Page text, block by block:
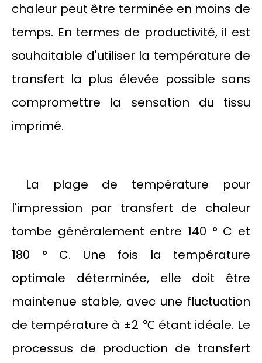
chaleur peut être terminée en moins de
temps. En termes de productivité, il est
souhaitable d'utiliser la température de
transfert la plus élevée possible sans
compromettre la sensation du tissu
imprimé.
La plage de température pour
l'impression par transfert de chaleur
tombe généralement entre 140 ° C et
180 ° C. Une fois la température
optimale déterminée, elle doit être
maintenue stable, avec une fluctuation
de température à ±2 ℃ étant idéale. Le
processus de production de transfert